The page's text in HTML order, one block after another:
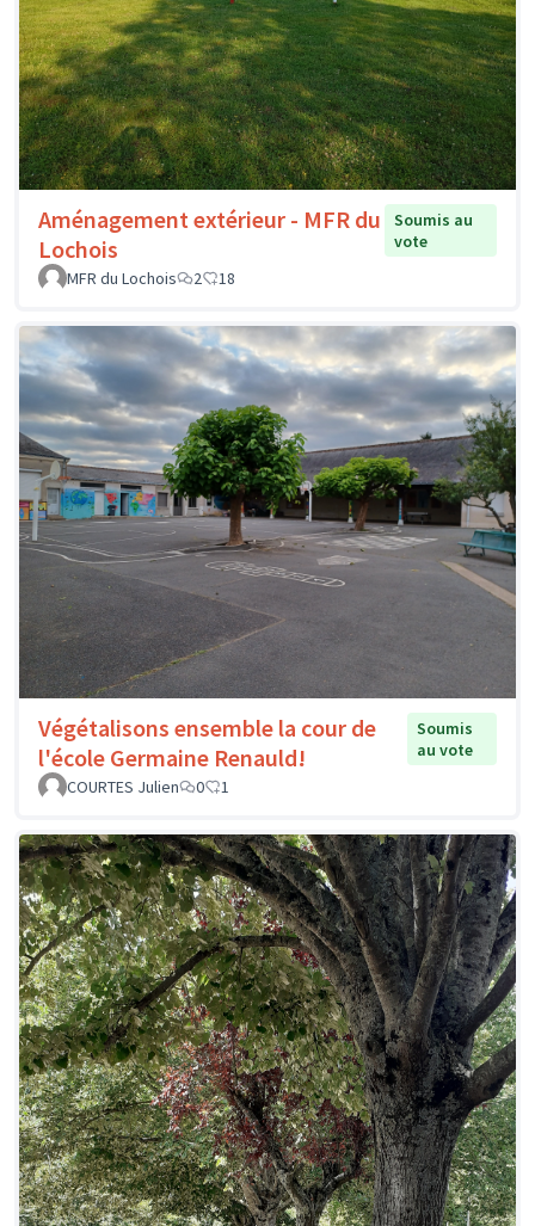
Aménagement extérieur - MFR du
Lochois
Soumis au
vote
MFR du Lochois
2 18
Végétalisons ensemble la cour de
l'école Germaine Renauld!
Soumis
au vote
COURTES Julien
0 1